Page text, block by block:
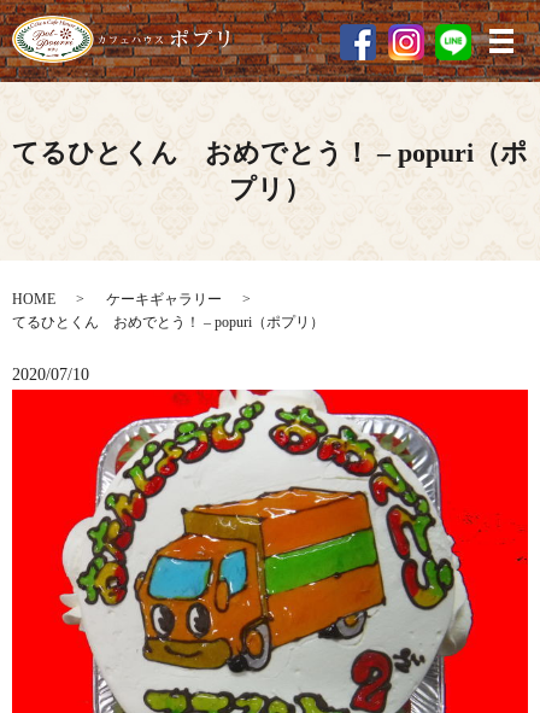
メ
てるひとくん おめでとう！ – popuri（ポ
プリ）
HOME
ケーキギャラリー
てるひとくん おめでとう！ – popuri（ポプリ）
2020/07/10